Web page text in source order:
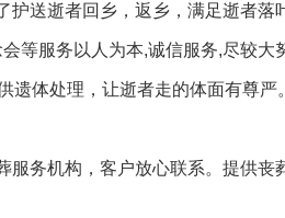
送逝者回乡，返乡，满足逝者落
等服务以人为本,诚信服务,尽较大
体处理，让逝者走的体面有尊严。
务机构，客户放心联系。提供丧